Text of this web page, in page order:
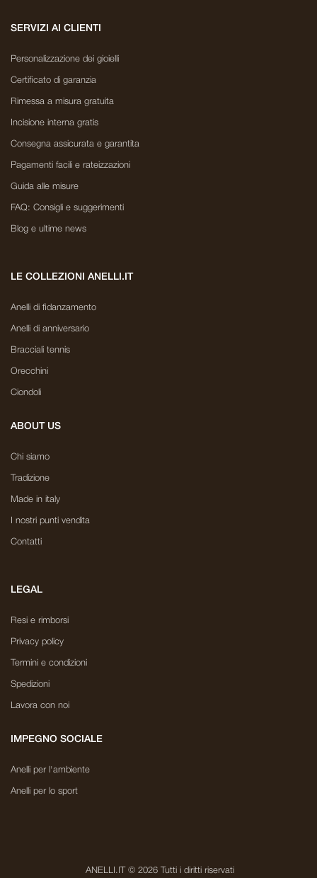
SERVIZI AI CLIENTI
Personalizzazione dei gioielli
Certificato di garanzia
Rimessa a misura gratuita
Incisione interna gratis
Consegna assicurata e garantita
Pagamenti facili e rateizzazioni
Guida alle misure
FAQ: Consigli e suggerimenti
Blog e ultime news
LE COLLEZIONI ANELLI.IT
Anelli di fidanzamento
Anelli di anniversario
Bracciali tennis
Orecchini
Ciondoli
ABOUT US
Chi siamo
Tradizione
Made in italy
I nostri punti vendita
Contatti
LEGAL
Resi e rimborsi
Privacy policy
Termini e condizioni
Spedizioni
Lavora con noi
IMPEGNO SOCIALE
Anelli per l'ambiente
Anelli per lo sport
ANELLI.IT © 2026 Tutti i diritti riservati